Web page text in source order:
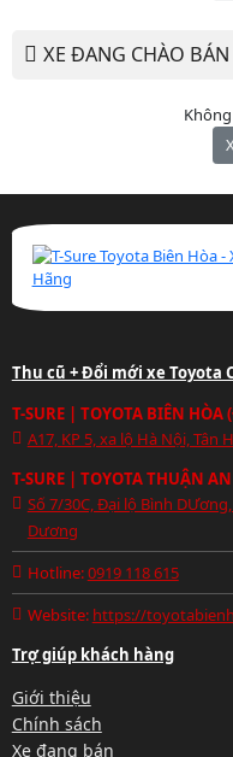
XE ĐANG CHÀO BÁN
Thu cũ + Đổi mới xe Toyota
T-SURE | TOYOTA BIÊN
A17, KP 5, xa lộ Hà Nội, Tân
T-SURE | TOYOTA THUẬN
Số 7/30C, Đại lộ Bình
Dương
Hotline:0919 118 615
Website: https://
Trợ giúp khách hàng
Giới thiệu
Chính sách
Xe đang bán